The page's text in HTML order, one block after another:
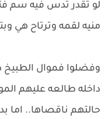
لو تقدر تدس فيه سم
منيه لقمه وترتاح هي
وفضلوا فموال الطبيخ
داخله طالعه عليهم
حالتهم ناقصاها.. اما